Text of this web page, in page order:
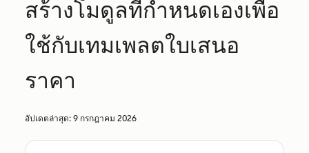
สร้างโมดูลที่กำหนดเองเพื่อ
ใช้กับเทมเพลตใบเสนอ
ราคา
อัปเดตล่าสุด: 9 กรกฎาคม 2026